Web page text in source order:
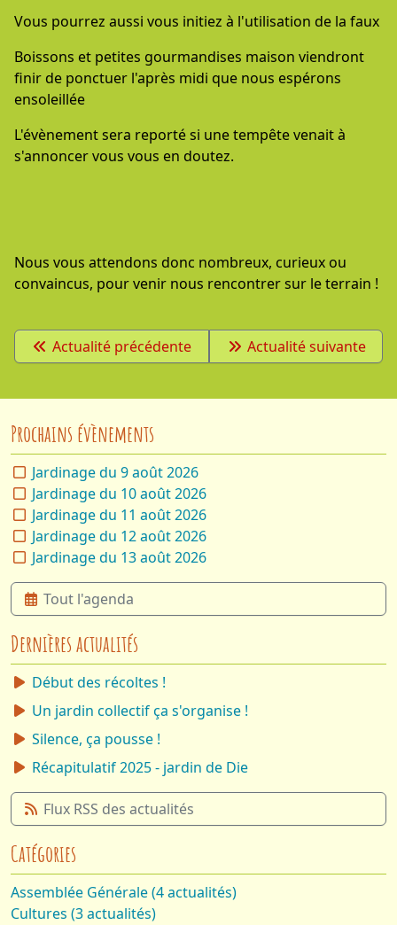
Vous pourrez aussi vous initiez à l'utilisation de la faux
Boissons et petites gourmandises maison viendront
finir de ponctuer l'après midi que nous espérons
ensoleillée
L'évènement sera reporté si une tempête venait à
s'annoncer vous vous en doutez.
Nous vous attendons donc nombreux, curieux ou
convaincus, pour venir nous rencontrer sur le terrain !
Actualité précédente Actualité suivante
Prochains évènements
Jardinage du 9 août 2026
Jardinage du 10 août 2026
Jardinage du 11 août 2026
Jardinage du 12 août 2026
Jardinage du 13 août 2026
Tout l'agenda
Dernières actualités
Début des récoltes !
Un jardin collectif ça s'organise !
Silence, ça pousse !
Récapitulatif 2025 - jardin de Die
Flux RSS des actualités
Catégories
Assemblée Générale (4 actualités)
Cultures (3 actualités)